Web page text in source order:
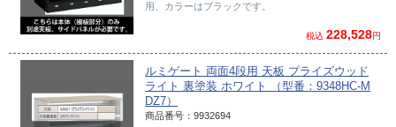
用、カラーはブラックです。
税込 228,528円
ルミゲート 両面4段用 天板 プライズウッド
ライト 裏塗装 ホワイト （型番：9348HC-M
DZ7）
商品番号：9932694